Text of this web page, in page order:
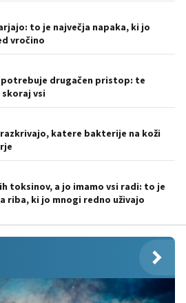
to je največja napaka, ki jo
vročino
potrebuje drugačen pristop: te
vsi
razkrivajo, katere bakterije na koži
toksinov, a jo imamo vsi radi: to je
riba, ki jo mnogi redno uživajo